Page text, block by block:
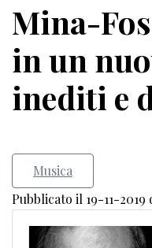
Mina-
in un
inediti e
Musica
Pubblicato il 19-11-2019